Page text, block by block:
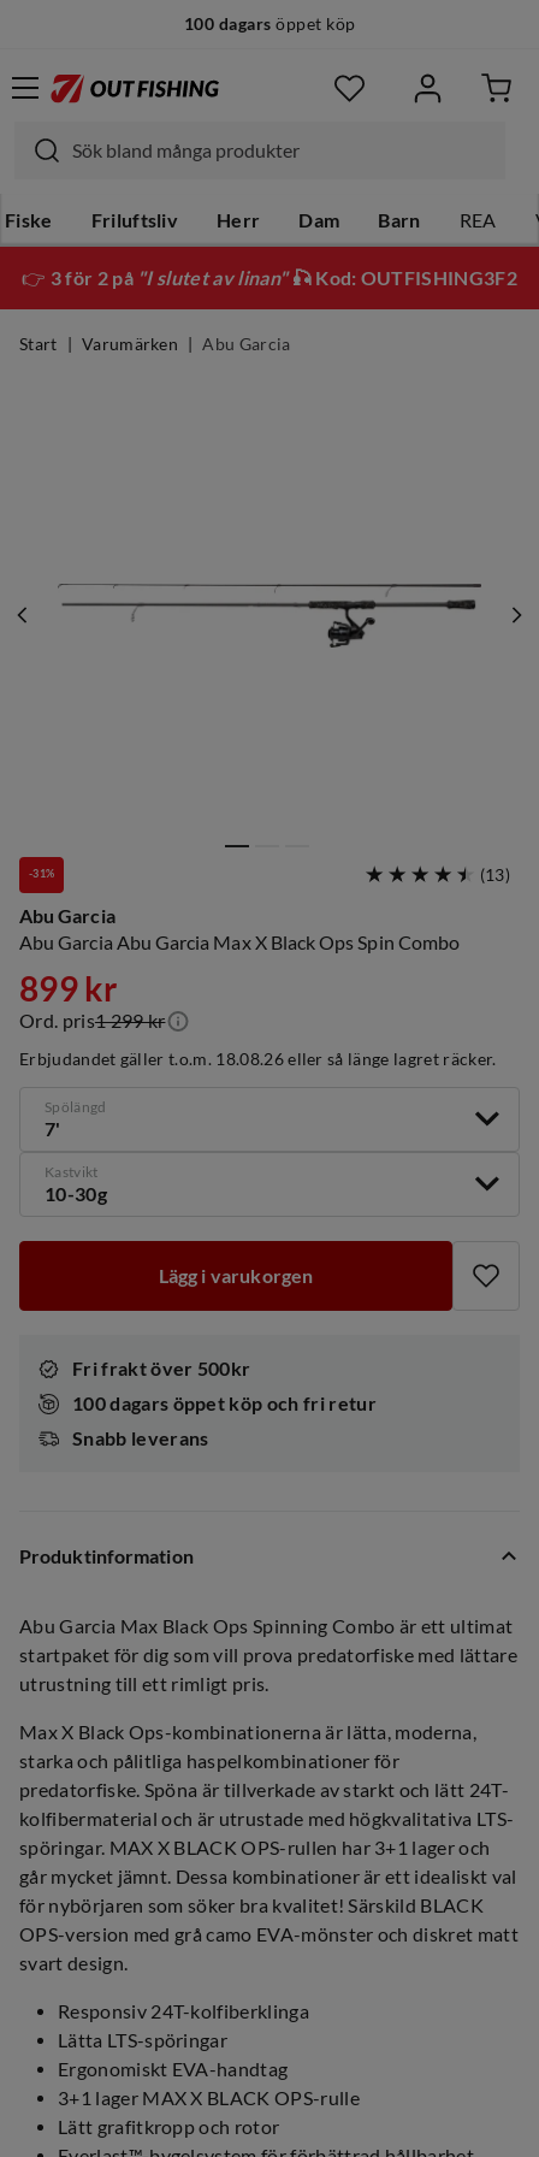
100 dagars öppet köp
Fiske Friluftsliv Herr Dam Barn REA
👉 3 för 2 på "I slutet av linan"🎣 Kod: OUTFISHING3F2
Start Varumärken Abu Garcia
-31% (13)
Abu Garcia
Abu Garcia Abu Garcia Max X Black Ops Spin Combo
discounted
price
899 kr
original
price
Ord. pris1 299 kr
Erbjudandet gäller t.o.m. 18.08.26 eller så länge lagret räcker.
Spölängd
7'
Kastvikt
10-30g
Lägg i varukorgen
Fri frakt över 500kr
100 dagars öppet köp och fri retur
Snabb leverans
Produktinformation
Abu Garcia Max Black Ops Spinning Combo är ett ultimat
startpaket för dig som vill prova predatorfiske med lättare
utrustning till ett rimligt pris.
Max X Black Ops-kombinationerna är lätta, moderna,
starka och pålitliga haspelkombinationer för
predatorfiske. Spöna är tillverkade av starkt och lätt 24T-
kolfibermaterial och är utrustade med högkvalitativa LTS-
spöringar. MAX X BLACK OPS-rullen har 3+1 lager och
går mycket jämnt. Dessa kombinationer är ett idealiskt val
för nybörjaren som söker bra kvalitet! Särskild BLACK
OPS-version med grå camo EVA-mönster och diskret matt
svart design.
Responsiv 24T-kolfiberklinga
Lätta LTS-spöringar
Ergonomiskt EVA-handtag
3+1 lager MAX X BLACK OPS-rulle
Lätt grafitkropp och rotor